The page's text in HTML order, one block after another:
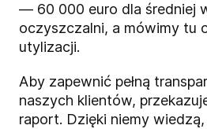
— 60 000 euro dla średniej
oczyszczalni, a mówimy tu
utylizacji.
Aby zapewnić pełną
naszych klientów,
raport. Dzięki niemy